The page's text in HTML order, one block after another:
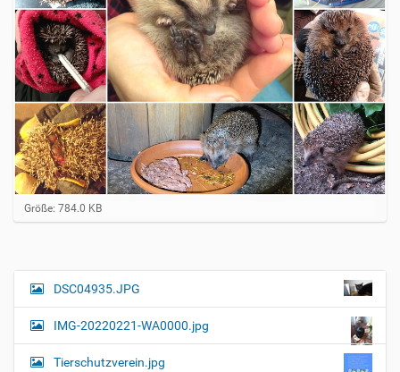
Z
e
e
i
Größe: 784.0 KB
N
i
DSC04935.JPG
IMG-20220221-WA0000.jpg
Tierschutzverein.jpg